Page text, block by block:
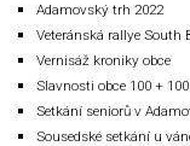
Adamovský trh 2022
Veteránská rallye South
Vernisáž kroniky obce
Slavnosti obce 100 + 100
Setkání seniorů v
Sousedské setkání u